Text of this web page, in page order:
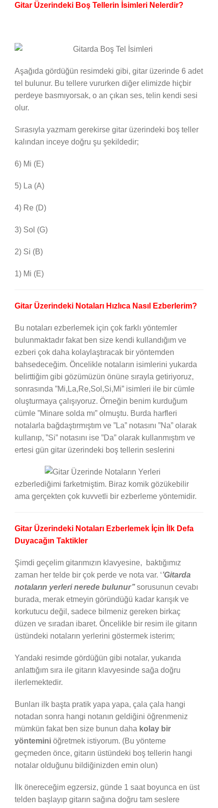
Gitar Üzerindeki Boş Tellerin İsimleri Nelerdir?
Aşağıda gördüğün resimdeki gibi, gitar üzerinde 6 adet
tel bulunur. Bu tellere vururken diğer elimizde hiçbir
perdeye basmıyorsak, o an çıkan ses, telin kendi sesi
olur.
Sırasıyla yazmam gerekirse gitar üzerindeki boş teller
kalından inceye doğru şu şekildedir;
6) Mi (E)
5) La (A)
4) Re (D)
3) Sol (G)
2) Si (B)
1) Mi (E)
Gitar Üzerindeki Notaları Hızlıca Nasıl Ezberlerim?
Bu notaları ezberlemek için çok farklı yöntemler
bulunmaktadır fakat ben size kendi kullandığım ve
ezberi çok daha kolaylaştıracak bir yöntemden
bahsedeceğim. Öncelikle notaların isimlerini yukarda
belirttiğim gibi gözümüzün önüne sırayla getiriyoruz,
sonrasında ”Mi,La,Re,Sol,Si,Mi” isimleri ile bir cümle
oluşturmaya çalışıyoruz. Örneğin benim kurduğum
cümle ”Minare solda mı” olmuştu. Burda harfleri
notalarla bağdaştırmıştım ve ”La” notasını ”Na” olarak
kullanıp, ”Si” notasını ise ”Da” olarak kullanmıştım ve
ertesi gün gitar üzerindeki boş tellerin seslerini
ezberlediğimi farketmiştim. Biraz komik gözükebilir
ama gerçekten çok kuvvetli bir ezberleme yöntemidir.
Gitar Üzerindeki Notaları Ezberlemek İçin İlk Defa
Duyacağın Taktikler
Şimdi geçelim gitarımızın klavyesine, baktığımız
zaman her telde bir çok perde ve nota var. ‘’Gitarda
notaların yerleri nerede bulunur’’sorusunun cevabı
burada, merak etmeyin göründüğü kadar karışık ve
korkutucu değil, sadece bilmeniz gereken birkaç
düzen ve sıradan ibaret. Öncelikle bir resim ile gitarın
üstündeki notaların yerlerini göstermek isterim;
Yandaki resimde gördüğün gibi notalar, yukarıda
anlattığım sıra ile gitarın klavyesinde sağa doğru
ilerlemektedir.
Bunları ilk başta pratik yapa yapa, çala çala hangi
notadan sonra hangi notanın geldiğini öğrenmeniz
mümkün fakat ben size bunun daha kolay bir
yöntemini öğretmek istiyorum. (Bu yönteme
geçmeden önce, gitarın üstündeki boş tellerin hangi
notalar olduğunu bildiğinizden emin olun)
İlk önereceğim egzersiz, günde 1 saat boyunca en üst
telden başlayıp gitarın sağına doğru tam seslere